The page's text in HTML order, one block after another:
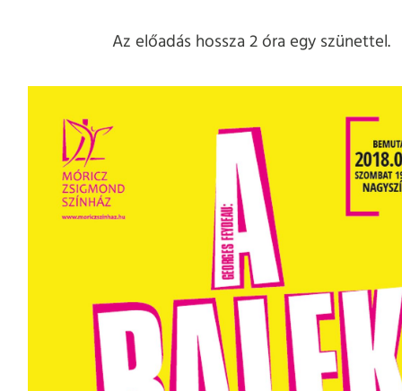
Az előadás hossza 2 óra egy szünettel.